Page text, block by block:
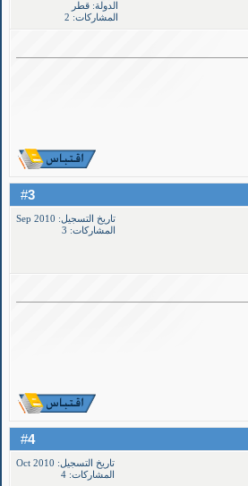
الدولة: قطر
المشاركات: 2
3
تاريخ التسجيل: Sep 2010
المشاركات: 3
#
4
تاريخ التسجيل: Oct 2010
المشاركات: 4